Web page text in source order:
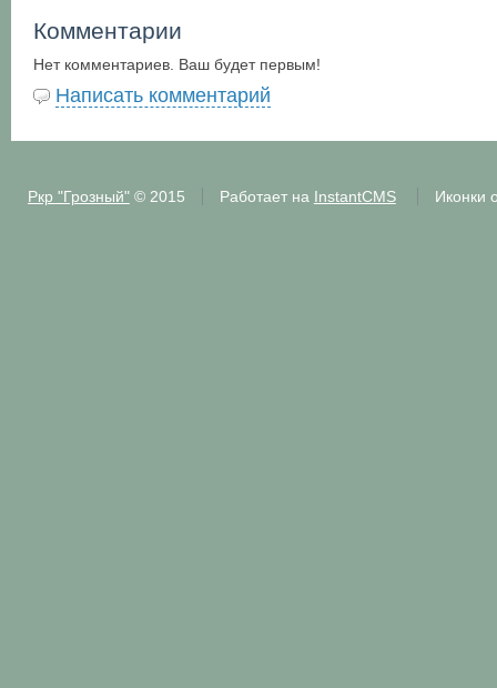
Комментарии
Нет комментариев. Ваш будет первым!
Написать комментарий
Ркр "Грозный"© 2015 Работает на InstantCMS Иконки